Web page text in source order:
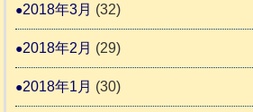
2018年3月 (32)
2018年2月 (29)
2018年1月 (30)